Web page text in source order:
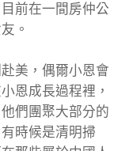
前在一間房仲公
。
美，偶爾小恩會
恩成長過程裡，
們團聚大部分的
時候是清明掃